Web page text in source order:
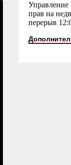
Управление
прав на
перерыв